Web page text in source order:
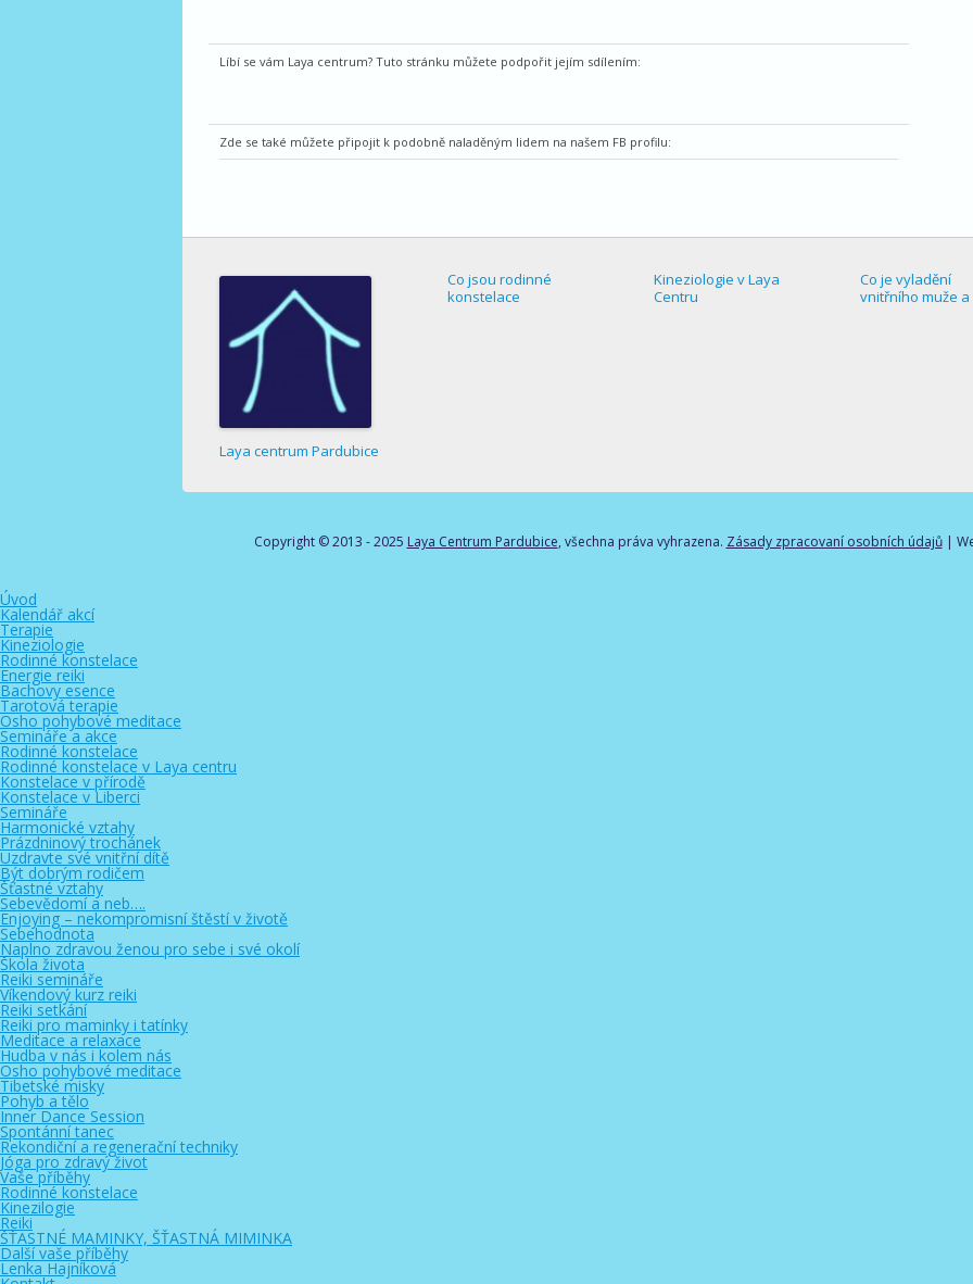
Líbí se vám Laya centrum? Tuto stránku můžete podpořit jejím sdílením:
Zde se také můžete připojit k podobně naladěným lidem na našem FB profilu:
Laya centrum Pardubice
Co jsou rodinné
konstelace
Kineziologie v Laya
Centru
Co je vyladění
vnitřního muže a
Copyright © 2013 - 2025 Laya Centrum Pardubice, všechna práva vyhrazena. Zásady zpracovaní osobních údajů|
Úvod
Kalendář akcí
Terapie
Kineziologie
Rodinné konstelace
Energie reiki
Bachovy esence
Tarotová terapie
Osho pohybové meditace
Semináře a akce
Rodinné konstelace
Rodinné konstelace v Laya centru
Konstelace v přírodě
Konstelace v Liberci
Semináře
Harmonické vztahy
Prázdninový trochánek
Uzdravte své vnitřní dítě
Být dobrým rodičem
Šťastné vztahy
Sebevědomí a neb….
Enjoying – nekompromisní štěstí v životě
Sebehodnota
Naplno zdravou ženou pro sebe i své okolí
Škola života
Reiki semináře
Víkendový kurz reiki
Reiki setkání
Reiki pro maminky i tatínky
Meditace a relaxace
Hudba v nás i kolem nás
Osho pohybové meditace
Tibetské misky
Pohyb a tělo
Inner Dance Session
Spontánní tanec
Rekondiční a regenerační techniky
Jóga pro zdravý život
Vaše příběhy
Rodinné konstelace
Kinezilogie
Reiki
ŠŤASTNÉ MAMINKY, ŠŤASTNÁ MIMINKA
Další vaše příběhy
Lenka Hajníková